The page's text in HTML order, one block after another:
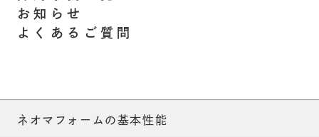
お知らせ
よくあるご質問
ネオマフォームの基本性能